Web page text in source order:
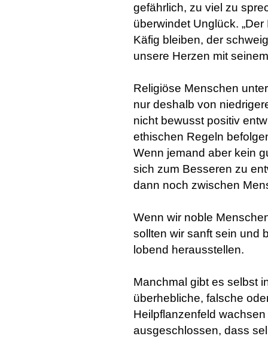
gefährlich, zu viel zu
überwindet Unglück.
Käfig bleiben, der
unsere Herzen mit
Religiöse Menschen
nur deshalb von
nicht bewusst positiv
ethischen Regeln
Wenn jemand aber kein
sich zum Besseren zu
dann noch zwischen
Wenn wir noble
sollten wir sanft sein und
lobend herausstellen.
Manchmal gibt es selbst
überhebliche, falsche
Heilpflanzenfeld
ausgeschlossen, dass